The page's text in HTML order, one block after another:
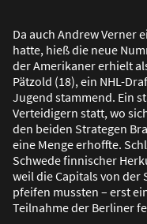
Da auch Andrew Verner
hatte, hießdie neue
der Amerikaner erhielt
Pätzold (18), ein NHL-
Jugend stammend. Ein
Verteidigern statt, wo
den beiden Strategen
eine Menge erhoffte.
Schwede finnischer
weil die Capitals von der
pfeifen mussten – erst
Teilnahme der Berliner